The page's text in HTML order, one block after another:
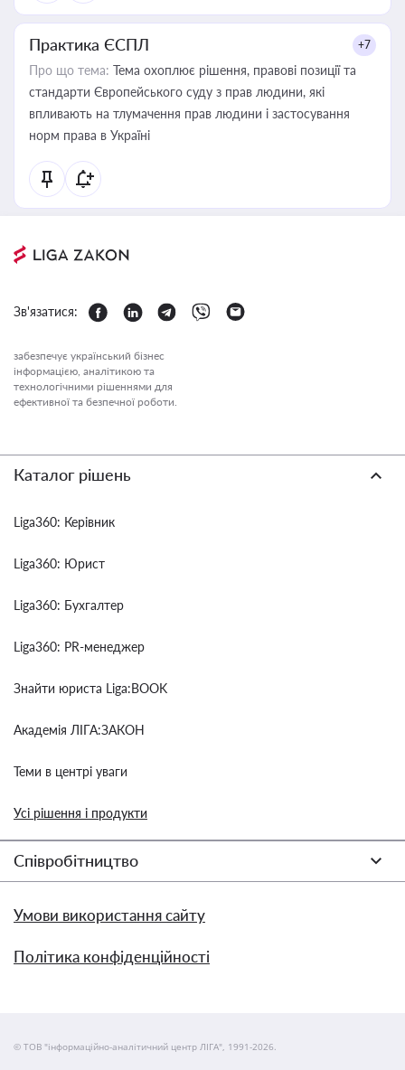
Практика ЄСПЛ +7
Про що тема: Тема охоплює рішення, правові позиції та
стандарти Європейського суду з прав людини, які
впливають на тлумачення прав людини і застосування
норм права в Україні
Зв'язатися:
забезпечує український бізнес
інформацією, аналітикою та
технологічними рішеннями для
ефективної та безпечної роботи.
Каталог рішень
Liga360: Керівник
Liga360: Юрист
Liga360: Бухгалтер
Liga360: PR-менеджер
Знайти юриста Liga:BOOK
Академія ЛІГА:ЗАКОН
Теми в центрі уваги
Усі рішення і продукти
Співробітництво
Умови використання сайту
Політика конфіденційності
© ТОВ "інформаційно-аналітичний центр ЛІГА", 1991-2026.